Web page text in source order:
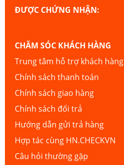
ĐƯỢC CHỨNG NHẬN:
CHĂM SÓC KHÁCH HÀNG
Trung tâm hỗ trợ khách hàng
Chính sách thanh toán
Chính sách giao hàng
Chính sách đổi trả
Hướng dẫn gửi trả hàng
Hợp tác cùng HN.CHECKVN
Câu hỏi thường gặp